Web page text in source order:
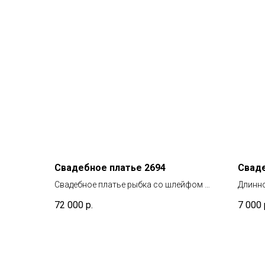
Свадебное платье 2694
Свадебное платье рыбка со шлейфом на
72 000 р. 7 000